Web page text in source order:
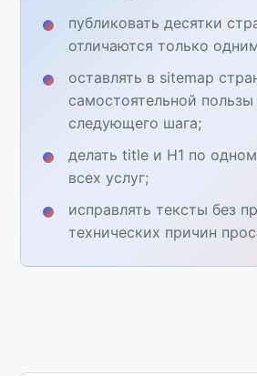
публиковать десятки
отличаются только
оставлять в sitemap
самостоятельной пользы
следующего шага;
делать title и H1 по
всех услуг;
исправлять тексты без
технических причин